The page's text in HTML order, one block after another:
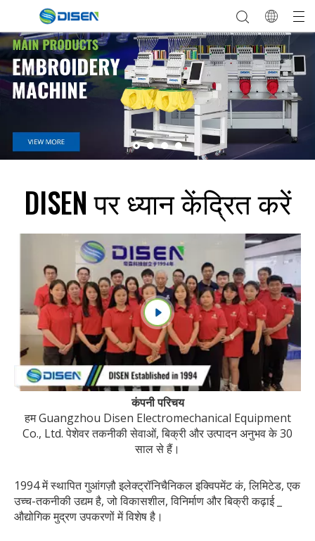
DISEN पर ध्यान केंद्रित करें
कंपनी परिचय
हम Guangzhou Disen Electromechanical Equipment
Co., Ltd. पेशेवर तकनीकी सेवाओं, बिक्री और उत्पादन अनुभव के 30
साल से हैं।
1994 में स्थापित गुआंगज़ौ इलेक्ट्रॉनिचैनिकल इक्विपमेंट कं, लिमिटेड, एक
उच्च-तकनीकी उद्यम है, जो विकासशील, विनिर्माण और बिक्री कढ़ाई _
औद्योगिक मुद्रण उपकरणों में विशेष है।